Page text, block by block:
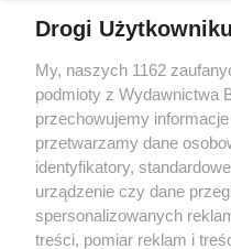
ZWIERZENIA
Drogi
My, naszych 1162
podmioty z Wydawnictwa
przechowujemy
przetwarzamy dane
identyfikatory,
urządzenie czy dane
spersonalizowanych
treści, pomiar reklam i